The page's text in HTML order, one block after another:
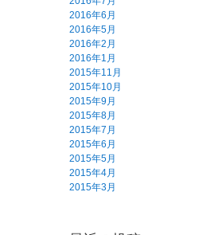
2016年6月
2016年5月
2016年2月
2016年1月
2015年11月
2015年10月
2015年9月
2015年8月
2015年7月
2015年6月
2015年5月
2015年4月
2015年3月